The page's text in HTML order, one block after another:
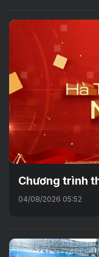
Chương trình
04/08/2026 05:52